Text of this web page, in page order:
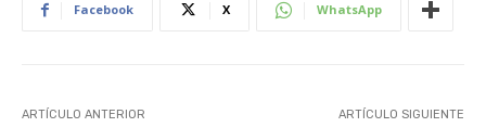
Facebook X WhatsApp
ARTÍCULO ANTERIOR ARTÍCULO SIGUIENTE